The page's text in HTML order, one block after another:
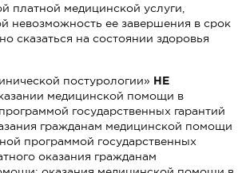
платной медицинской услуги,
невозможность ее завершения в срок
сказаться на состоянии здоровья
постурологии» НЕ
медицинской помощи в
государственных гарантий
гражданам медицинской помощи
программой государственных
оказания гражданам
оказания медицинской помощи в